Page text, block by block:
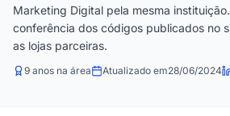
Marketing Digital pela mesma
conferência dos códigos publicados no
as lojas parceiras.
9 anos na área Atualizado em28/06/2024